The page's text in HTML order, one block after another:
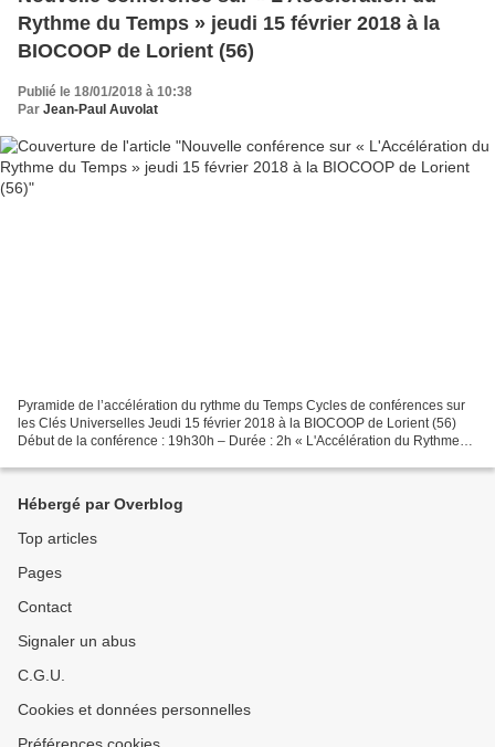
Rythme du Temps » jeudi 15 février 2018 à la
BIOCOOP de Lorient (56)
Publié le 18/01/2018 à 10:38
Par Jean-Paul Auvolat
Pyramide de l’accélération du rythme du Temps Cycles de conférences sur
les Clés Universelles Jeudi 15 février 2018 à la BIOCOOP de Lorient (56)
Début de la conférence : 19h30h – Durée : 2h « L'Accélération du Rythme
Hébergé par Overblog
Top articles
Pages
Contact
Signaler un abus
C.G.U.
Cookies et données personnelles